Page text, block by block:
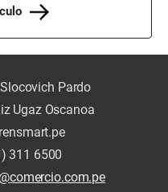
Pardo
Ugaz Oscanoa
311 6500